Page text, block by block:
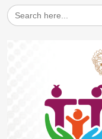
Search
for: